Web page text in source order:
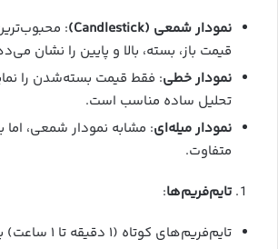
نمودار شمعی (Candlestick)
:
قیمت باز، بسته، بالا و پایین را نشان
نمودار خطی: فقط قیمت بسته‌شدن را
تحلیل ساده مناسب است.
نمودار میله‌ای: مشابه نمودار شمعی، اما
متفاوت.
تایم‌فریم‌ها:
تایم‌فریم‌های کوتاه (۱ دقیقه تا ۱ ساعت) برای اسکالپینگ.